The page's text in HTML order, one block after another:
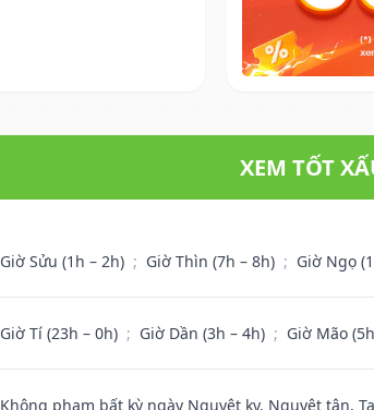
XEM TỐT
Giờ Sửu (1h – 2h) ; Giờ Thìn (7h – 8h) ; Giờ Ngọ
Giờ Tí (23h – 0h) ; Giờ Dần (3h – 4h) ; Giờ Mão
Không phạm bất kỳ ngày Nguyệt kỵ, Nguyệt tận,